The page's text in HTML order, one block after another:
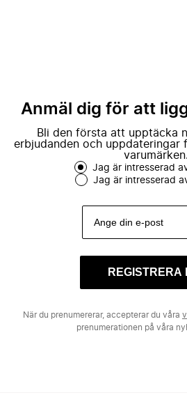
Anmäl dig för att
Bli den första att upptäcka
erbjudanden och uppdateringar
varumärken.
Jag är intresserad
Jag är intresserad
REGISTRERA
När du prenumererar, accepterar du våra
prenumerationen på våra